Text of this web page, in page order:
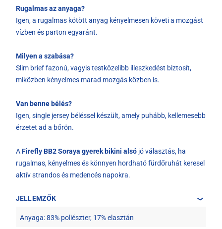
Rugalmas az anyaga?
Igen, a rugalmas kötött anyag kényelmesen követi a mozgást
vízben és parton egyaránt.
Milyen a szabása?
Slim brief fazonú, vagyis testközelibb illeszkedést biztosít,
miközben kényelmes marad mozgás közben is.
Van benne bélés?
Igen, single jersey béléssel készült, amely puhább, kellemesebb
érzetet ad a bőrön.
AFirefly BB2 Soraya gyerek bikini alsó jó választás, ha
rugalmas, kényelmes és könnyen hordható fürdőruhát keresel
aktív strandos és medencés napokra.
JELLEMZŐK
Anyaga: 83% poliészter, 17% elasztán